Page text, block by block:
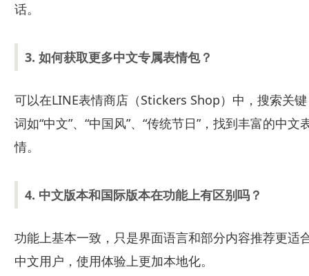
话。
3. 如何获取更多中文专属表情包？
可以在LINE表情商店（Stickers Shop）中，搜索关键
词如“中文”、“中国风”、“传统节日”，找到丰富的中文
情。
4. 中文版本和国际版本在功能上有区别吗？
功能上基本一致，只是界面语言和部分内容推荐更适
中文用户，使用体验上更加本地化。